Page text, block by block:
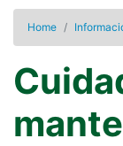
Home